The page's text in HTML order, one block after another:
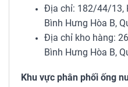
Địa chỉ: 182/44/13,
Bình Hưng Hòa B,
Địa chỉ kho hàng:
Bình Hưng Hòa B,
Khu vực phân phối ống